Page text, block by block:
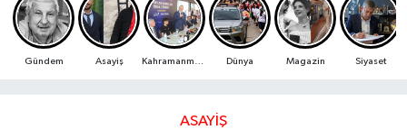
Gündem Asayiş Dünya Magazin Siyaset
ASAYIŞ
Bilim ve Teknoloji
Çevre
Kahramanmaraş Namaz Vakitleri
Kahramanmaraş Trafik Yoğunluk Haritası
Süper Lig Puan Durumu ve Fikstür